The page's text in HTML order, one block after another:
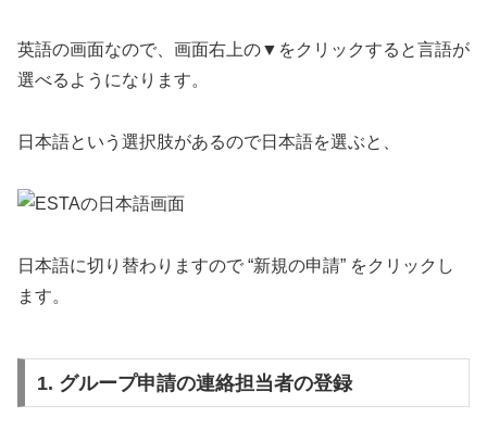
英語の画面なので、画面右上の▼をクリックすると言語が
選べるようになります。
日本語という選択肢があるので日本語を選ぶと、
日本語に切り替わりますので “新規の申請” をクリックし
ます。
1. グループ申請の連絡担当者の登録